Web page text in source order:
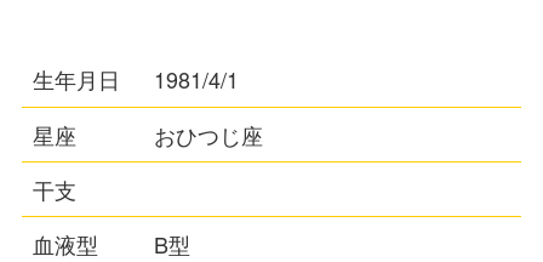
生年月日
1981/4/1
星座
おひつじ座
干支
血液型
B型